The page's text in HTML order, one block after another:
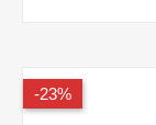
23%-